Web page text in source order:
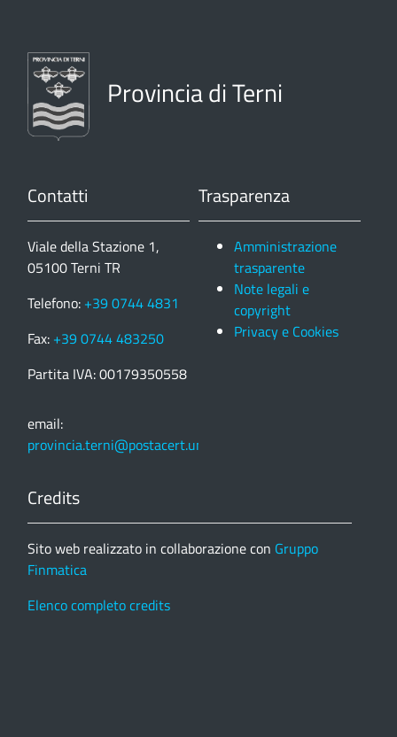
Provincia di Terni
Contatti
Viale della Stazione 1,
05100 Terni TR
Telefono: +39 0744 4831
Fax: +39 0744 483250
Partita IVA: 00179350558
email:
provincia.terni@postacert.umbria.it
Trasparenza
Amministrazione
trasparente
Note legali e
copyright
Privacy e Cookies
Credits
Sito web realizzato in collaborazione con Gruppo
Finmatica
Elenco completo credits